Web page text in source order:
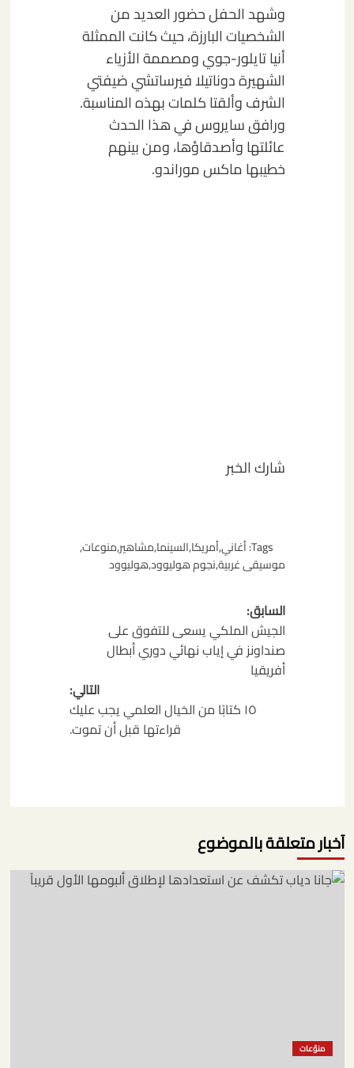
وشهد الحفل حضور العديد من
الشخصيات البارزة، حيث كانت الممثلة
أنيا تايلور-جوي ومصممة الأزياء
الشهيرة دوناتيلا فيرساتشي ضيفتي
الشرف وألقتا كلمات بهذه المناسبة.
ورافق سايروس في هذا الحدث
عائلتها وأصدقاؤها، ومن بينهم
خطيبها ماكس موراندو.
شارك الخبر
Tags: أغاني,أمريكا,السينما,مشاهير,منوعات,
موسيقى غربية,نجوم هوليوود,هوليوود
تصفّح
المقالات
السابق:
الجيش الملكي يسعى للتفوق على
صنداونز في إياب نهائي دوري أبطال
أفريقيا
التالي:
١٥ كتابًا من الخيال العلمي يجب عليك
قراءتها قبل أن تموت.
آخبار متعلقة بالموضوع
منوّعات